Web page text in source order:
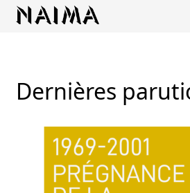
Dernières
Panneau de gestion des cookies